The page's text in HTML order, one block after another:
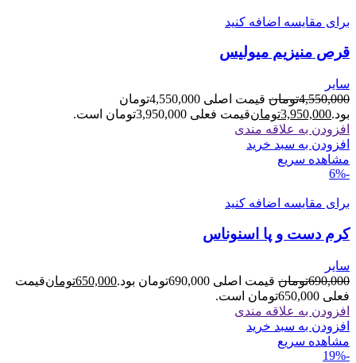
برای مقایسه اضافه کنید
قرص منیزیم میولیس
سایر
4,550,000تومان
قیمت اصلی 4,550,000تومان
بود.3,950,000تومانقیمت فعلی 3,950,000تومان است.
افزودن به علاقه مندی
افزودن به سبد خرید
مشاهده سریع
-6%
برای مقایسه اضافه کنید
کرم دست و پا اسنوناس
سایر
690,000تومان قیمت اصلی 690,000تومان بود. 650,000تومانقیمت
فعلی 650,000تومان است.
افزودن به علاقه مندی
افزودن به سبد خرید
مشاهده سریع
-19%